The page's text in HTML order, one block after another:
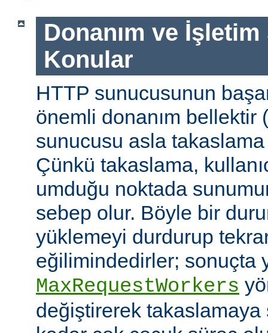
Donanım ve
Konular
HTTP sunucusunun
önemli donanım bellektir
sunucusu asla takaslama
Çünkü takaslama,
umduğu noktada
sebep olur. Böyle bir
yüklemeyi durdurup
eğilimindedirler; sonuçta
MaxRequestWorkers
değiştirerek